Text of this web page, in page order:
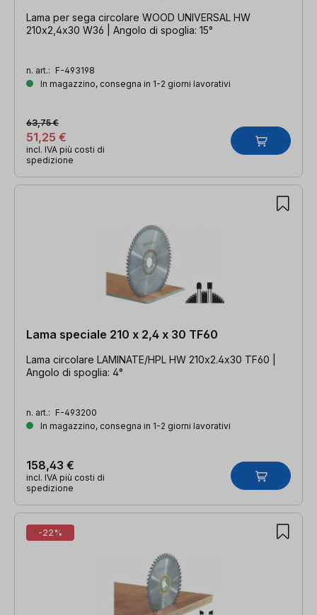
Lama per sega circolare WOOD UNIVERSAL HW
210x2,4x30 W36 | Angolo di spoglia: 15°
n. art.: F-493198
In magazzino, consegna in 1-2 giorni lavorativi
51,25 €
63,75 €
incl. IVA più costi di
spedizione
Lama speciale 210 x 2,4 x 30 TF60
Lama circolare LAMINATE/HPL HW 210x2.4x30 TF60 |
Angolo di spoglia: 4°
n. art.: F-493200
In magazzino, consegna in 1-2 giorni lavorativi
158,43 €
incl. IVA più costi di
spedizione
-22%